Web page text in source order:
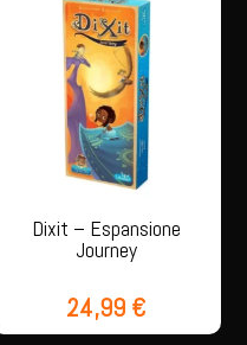
Dixit – Espansione
Journey
24,99 €